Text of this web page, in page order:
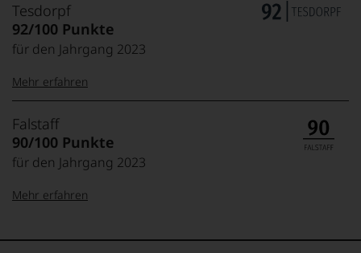
Tesdorpf
92/100 Punkte
für den Jahrgang 2023
99–100 Punkte:
95–98 Punkte:
Tesdorpf
Der
Name
Tesdorpf
für
für
Mehr erfahren
Falstaff
90/100 Punkte
für den Jahrgang 2023
Mehr erfahren